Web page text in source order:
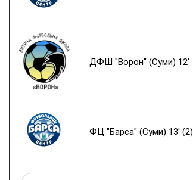
ДФШ "Ворон" (Суми) 12'
ФЦ "Барса" (Суми) 13' (2)